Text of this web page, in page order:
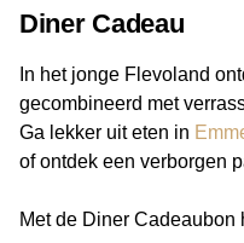
Diner Cadeau
In het jonge Flevoland
gecombineerd met
Ga lekker uit eten in
of ontdek een verborgen
Met de Diner